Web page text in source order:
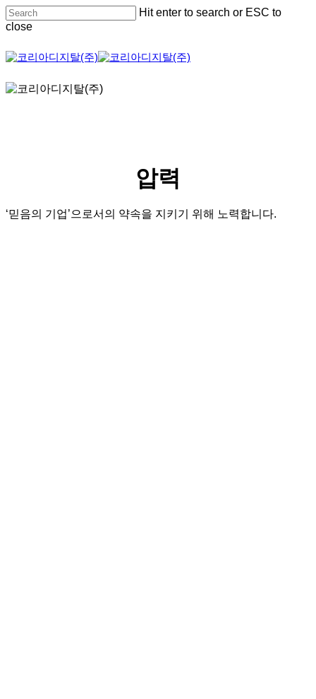
Skip
to
content
Hit enter to search or ESC to
close
Close
압력
‘믿음의 기업’으로서의 약속을 지키기 위해 노력합니다.